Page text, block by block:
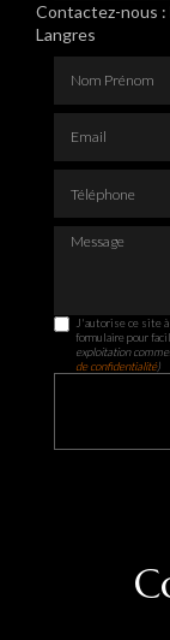
Contactez-nous :
Langres
Message
J'autorise ce site
formulaire pour
exploitation
de confidentialité)